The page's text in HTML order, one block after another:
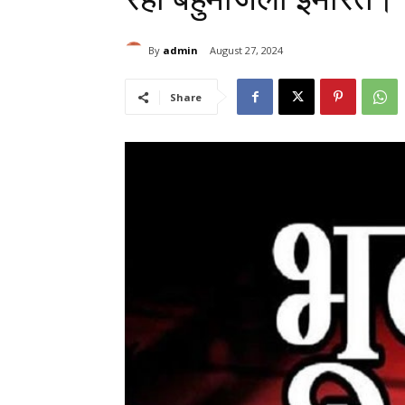
By admin August 27, 2024
Share